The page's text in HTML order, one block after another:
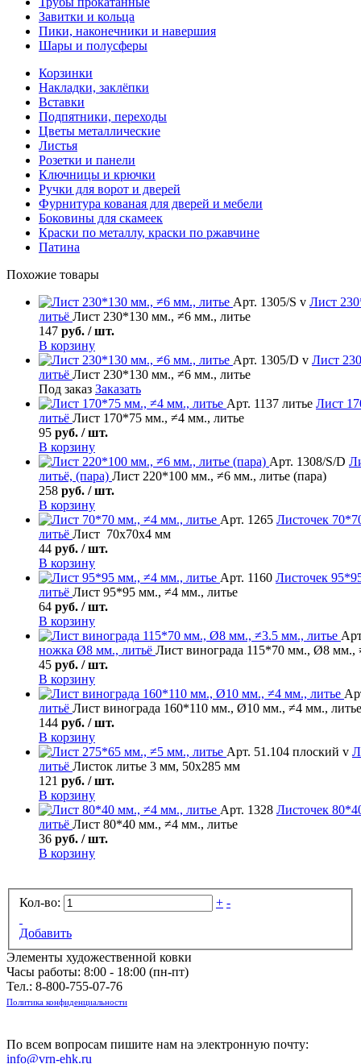
Завитки и кольца
Пики, наконечники и навершия
Шары и полусферы
Корзинки
Накладки, заклёпки
Вставки
Подпятники, переходы
Цветы металлические
Листья
Розетки и панели
Ключницы и крючки
Ручки для ворот и дверей
Фурнитура кованая для дверей и мебели
Боковины для скамеек
Краски по металлу, краски по ржавчине
Патина
Похожие товары
Арт. 1305/S v Лист
литьё Лист 230*130 мм., ≠6 мм., литье
147 руб. / шт.
В корзину
Арт. 1305/D v Лист
литьё Лист 230*130 мм., ≠6 мм., литье
Под заказ Заказать
Арт. 1137 литье Лист
литьё Лист 170*75 мм., ≠4 мм., литье
95 руб. / шт.
В корзину
Арт. 1308/S/D
литьё, (пара) Лист 220*100 мм., ≠6 мм., литье (пара)
258 руб. / шт.
В корзину
Арт. 1265 Листочек
литьё Лист 70х70х4 мм
44 руб. / шт.
В корзину
Арт. 1160 Листочек
литьё Лист 95*95 мм., ≠4 мм., литье
64 руб. / шт.
В корзину
ножка Ø8 мм., литьё Лист винограда 115*70 мм., Ø8 мм.,
45 руб. / шт.
В корзину
литьё Лист винограда 160*110 мм., Ø10 мм., ≠4 мм., литье
144 руб. / шт.
В корзину
Арт. 51.104 плоский v
литьё Листок литье 3 мм, 50х285 мм
121 руб. / шт.
В корзину
Арт. 1328 Листочек
литьё Лист 80*40 мм., ≠4 мм., литье
36 руб. / шт.
В корзину
Кол-во: + -
Добавить
Элементы художественной ковки
Часы работы: 8:00 - 18:00 (пн-пт)
Тел.: 8-800-755-07-76
Политика конфиденциальности
По всем вопросам пишите нам на электронную почту:
info@vrn-ehk.ru